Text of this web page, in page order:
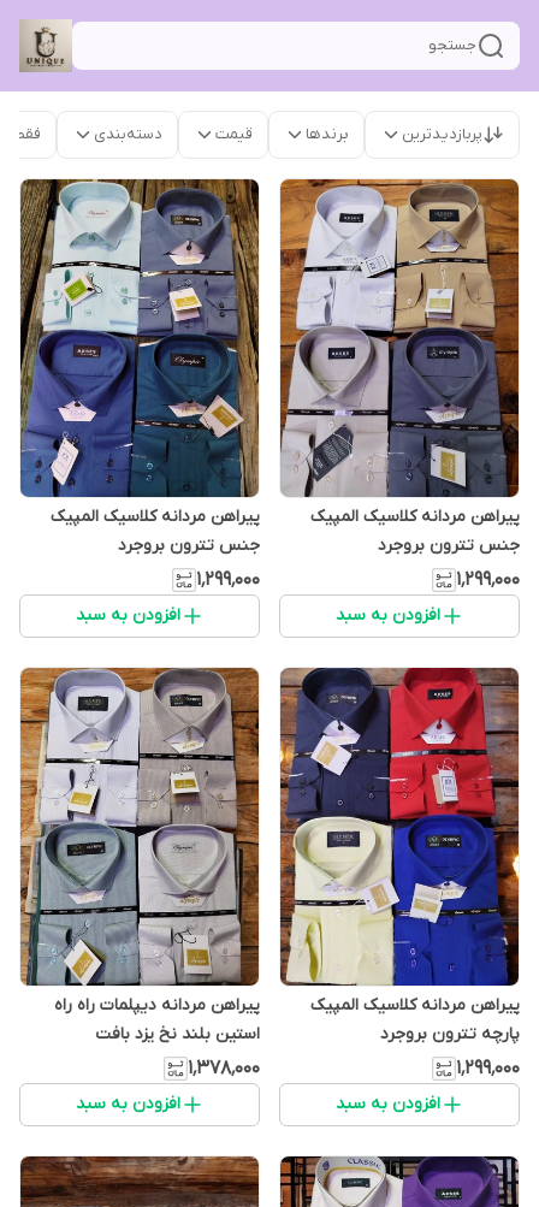
جستجو
پربازدیدترین برندها قیمت دسته‌بندی فقط
پیراهن مردانه کلاسیک المپیک
جنس تترون بروجرد
۱٬۲۹۹٬۰۰۰
افزودن به سبد
پیراهن مردانه کلاسیک المپیک
جنس تترون بروجرد
۱٬۲۹۹٬۰۰۰
افزودن به سبد
پیراهن مردانه کلاسیک المپیک
پارچه تترون بروجرد
۱٬۲۹۹٬۰۰۰
افزودن به سبد
پیراهن مردانه دیپلمات راه راه
استین بلند نخ یزد بافت
۱٬۳۷۸٬۰۰۰
افزودن به سبد